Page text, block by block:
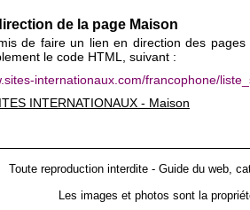
de la page Maison
de faire un lien en direction des
le code HTML, suivant :
internationaux.com/francophone/
INTERNATIONAUX - Maison
Toute reproduction interdite - Guide du web,
Les images et photos sont la